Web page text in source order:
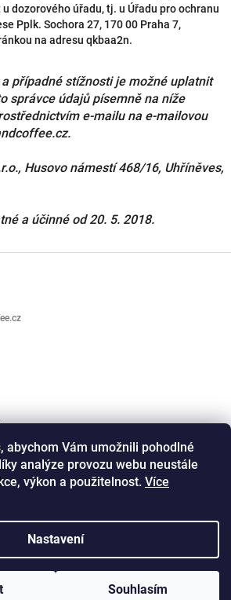
abychom Vám umožnili pohodlné
analýze provozu webu neustále
výkon a použitelnost. Více
Nastavení
Souhlasím
dozorového úřadu, tj. u Úřadu pro ochranu
Pplk. Sochora 27, 170 00 Praha 7,
na adresu qkbaa2n.
případné stížnosti je možné uplatnit
správce údajů písemně na níže
e-mailu na e-mailovou
Husovo námestí 468/16, Uhříněves,
a účinné od 20. 5. 2018.
údajů
2026 Drinks and Coffee. Všechna práva